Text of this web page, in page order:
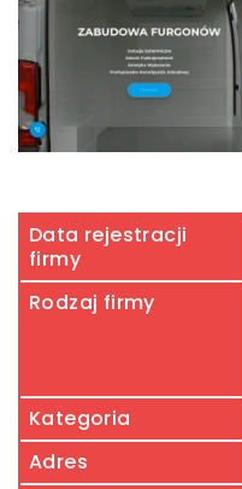
Data rejestracji
firmy
Rodzaj firmy
Kategoria
Adres